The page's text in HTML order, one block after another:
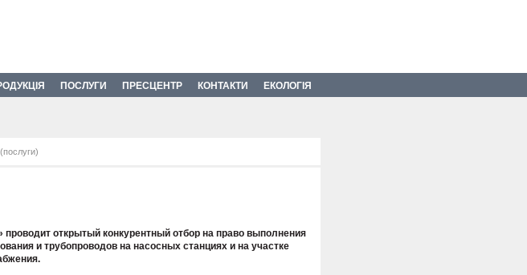
ПОСЛУГИ ПРЕСЦЕНТР КОНТАКТИ ЕКОЛОГІЯ
открытый конкурентный отбор на право выполнения
и трубопроводов на насосных станциях и на участке